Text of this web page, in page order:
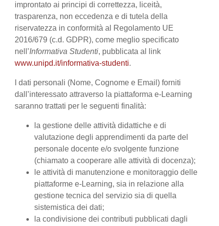
improntato ai principi di correttezza, liceità,
trasparenza, non eccedenza e di tutela della
riservatezza in conformità al Regolamento UE
2016/679 (c.d. GDPR), come meglio specificato
nell’Informativa Studenti, pubblicata al link
www.unipd.it/informativa-studenti.
I dati personali (Nome, Cognome e Email) forniti
dall’interessato attraverso la piattaforma e-Learning
saranno trattati per le seguenti finalità:
la gestione delle attività didattiche e di
valutazione degli apprendimenti da parte del
personale docente e/o svolgente funzione
(chiamato a cooperare alle attività di docenza);
le attività di manutenzione e monitoraggio delle
piattaforme e-Learning, sia in relazione alla
gestione tecnica del servizio sia di quella
sistemistica dei dati;
la condivisione dei contributi pubblicati dagli